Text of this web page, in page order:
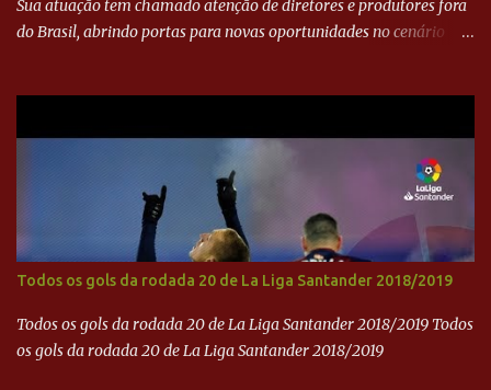
Sua atuação tem chamado atenção de diretores e produtores fora
do Brasil, abrindo portas para novas oportunidades no cenário
Todos os gols da rodada 20 de La Liga Santander 2018/2019
Todos os gols da rodada 20 de La Liga Santander 2018/2019 Todos
os gols da rodada 20 de La Liga Santander 2018/2019